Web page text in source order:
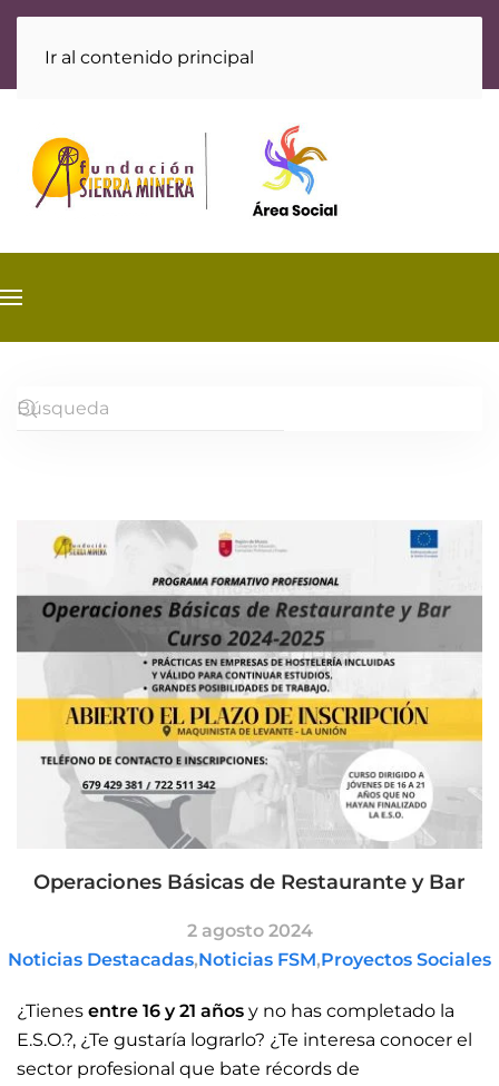
Ir al contenido principal
Operaciones Básicas de Restaurante y Bar
2 agosto 2024
Noticias Destacadas,Noticias FSM,Proyectos Sociales
¿Tienes entre 16 y 21 años y no has completado la
E.S.O.?, ¿Te gustaría lograrlo? ¿Te interesa conocer el
sector profesional que bate récords de